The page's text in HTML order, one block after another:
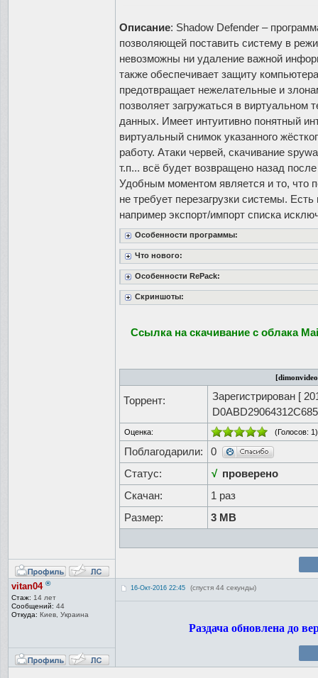
Описание: Shadow Defender –
позволяющей поставить систему в
невозможны ни удаление важной
также обеспечивает защиту
предотвращает нежелательные и
позволяет загружаться в
данных. Имеет интуитивно понятный
виртуальный снимок указанного
работу. Атаки червей, скачивание
т.п... всё будет возвращено назад
Удобным моментом является и то, что
не требует перезагрузки системы.
например экспорт/импорт списка
Особенности программы:
Что нового:
Особенности RePack:
Скриншоты:
Ссылка на скачивание с облака
Торрент: Зарегистрирован [
Оценка: (Голосов: 1)
Поблагодарили:
0
Статус:
√ проверено
Скачан:
1 раз
Размер:
3 MB
vitan04 ®
Стаж: 14 лет
Сообщений: 44
Откуда: Киев, Украина
16-Окт-2016 22:45 (спустя 44 секунды)
Раздача обновлена до